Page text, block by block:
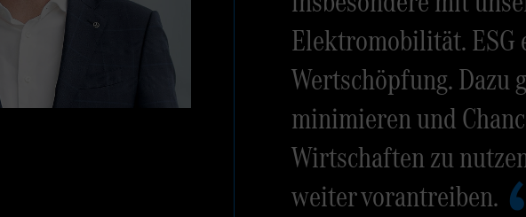
Elektromobilität.
Wertschöpfung. Dazu
minimieren und
Wirtschaften zu
weiter vorantreiben.